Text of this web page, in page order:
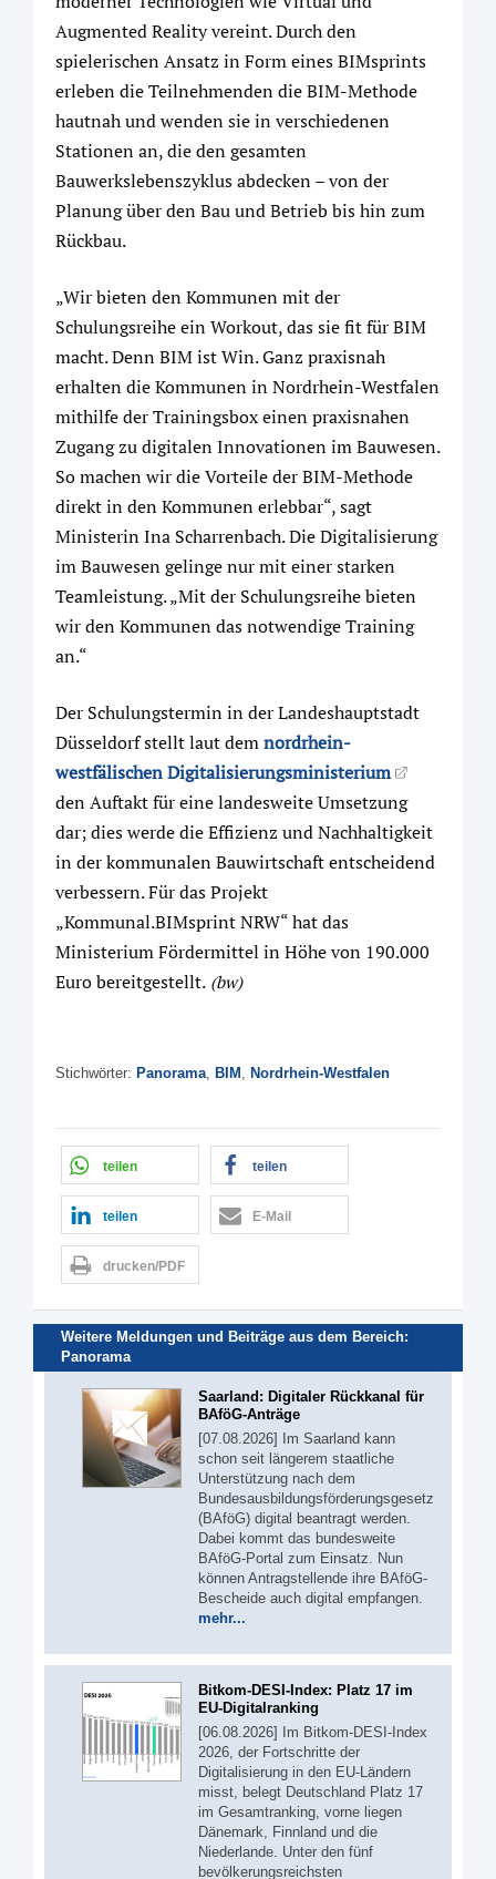
Augmented Reality vereint. Durch den
spielerischen Ansatz in Form eines BIMsprints
erleben die Teilnehmenden die BIM-Methode
hautnah und wenden sie in verschiedenen
Stationen an, die den gesamten
Bauwerkslebenszyklus abdecken – von der
Planung über den Bau und Betrieb bis hin zum
Rückbau.
„Wir bieten den Kommunen mit der
Schulungsreihe ein Workout, das sie fit für BIM
macht. Denn BIM ist Win. Ganz praxisnah
erhalten die Kommunen in Nordrhein-Westfalen
mithilfe der Trainingsbox einen praxisnahen
Zugang zu digitalen Innovationen im Bauwesen.
So machen wir die Vorteile der BIM-Methode
direkt in den Kommunen erlebbar“, sagt
Ministerin Ina Scharrenbach. Die Digitalisierung
im Bauwesen gelinge nur mit einer starken
Teamleistung. „Mit der Schulungsreihe bieten
wir den Kommunen das notwendige Training
an.“
Der Schulungstermin in der Landeshauptstadt
Düsseldorf stellt laut demnordrhein-
westfälischen Digitalisierungsministerium
den Auftakt für eine landesweite Umsetzung
dar; dies werde die Effizienz und Nachhaltigkeit
in der kommunalen Bauwirtschaft entscheidend
verbessern. Für das Projekt
„Kommunal.BIMsprint NRW“ hat das
Ministerium Fördermittel in Höhe von 190.000
Euro bereitgestellt. (bw)
Stichwörter: Panorama, BIM , Nordrhein-Westfalen
teilen teilen
teilen E-Mail
drucken/PDF
Weitere Meldungen und Beiträge aus dem Bereich:
Panorama
Saarland: Digitaler Rückkanal für
BAföG-Anträge
[07.08.2026] Im Saarland kann
schon seit längerem staatliche
Unterstützung nach dem
Bundesausbildungsförderungsgesetz
(BAföG) digital beantragt werden.
Dabei kommt das bundesweite
BAföG-Portal zum Einsatz. Nun
können Antragstellende ihre BAföG-
Bescheide auch digital empfangen.
mehr...
Bitkom-DESI-Index: Platz 17 im
EU-Digitalranking
[06.08.2026] Im Bitkom-DESI-Index
2026, der Fortschritte der
Digitalisierung in den EU-Ländern
misst, belegt Deutschland Platz 17
im Gesamtranking, vorne liegen
Dänemark, Finnland und die
Niederlande. Unter den fünf
bevölkerungsreichsten